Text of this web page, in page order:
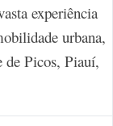
experiência
urbana,
de Picos, Piauí,